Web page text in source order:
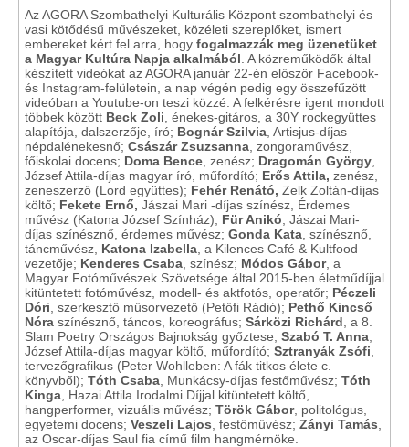
Az AGORA Szombathelyi Kulturális Központ szombathelyi és
vasi kötődésű művészeket, közéleti szereplőket, ismert
embereket kért fel arra, hogy fogalmazzák meg üzenetüket
a Magyar Kultúra Napja alkalmából . A közreműködők által
készített videókat az AGORA január 22-én először Facebook-
és Instagram-felületein, a nap végén pedig egy összefűzött
videóban a Youtube-on teszi közzé. A felkérésre igent mondott
többek között Beck Zoli , énekes-gitáros, a 30Y rockegyüttes
alapítója, dalszerzője, író; Bognár Szilvia , Artisjus-díjas
népdalénekesnő; Császár Zsuzsanna , zongoraművész,
főiskolai docens; Doma Bence , zenész; Dragomán György
József Attila-díjas magyar író, műfordító; Erős Attila, zenész,
zeneszerző (Lord együttes); Fehér Renátó, Zelk Zoltán-díjas
költő; Fekete Ernő, Jászai Mari -díjas színész, Érdemes
művész (Katona József Színház); Für Anikó , Jászai Mari-
díjas színésznő, érdemes művész; Gonda Kata , színésznő,
táncművész, Katona Izabella , a Kilences Café & Kultfood
vezetője; Kenderes Csaba , színész; Módos Gábor, a
Magyar Fotóművészek Szövetsége által 2015-ben életműdíjjal
kitüntetett fotóművész, modell- és aktfotós, operatőr; Péczeli
Dóri , szerkesztő műsorvezető (Petőfi Rádió); Pethő Kincső
Nóra színésznő, táncos, koreográfus; Sárközi Richárd , a 8.
Slam Poetry Országos Bajnokság győztese; Szabó T. Anna
József Attila-díjas magyar költő, műfordító; Sztranyák Zsófi
tervezőgrafikus (Peter Wohlleben: A fák titkos élete c.
könyvből); Tóth Csaba , Munkácsy-díjas festőművész; Tóth
Kinga , Hazai Attila Irodalmi Díjjal kitüntetett költő,
hangperformer, vizuális művész; Török Gábor, politológus,
egyetemi docens; Veszeli Lajos , festőművész; Zányi Tamás
az Oscar-díjas Saul fia című film hangmérnöke.